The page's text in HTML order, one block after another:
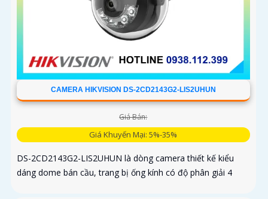
CAMERA HIKVISION DS-2CD2143G2-LIS2UHUN
Giá Bán:
Giá Khuyến Mại: 5%-35%
DS-2CD2143G2-LIS2UHUN là dòng camera thiết kế kiểu
dáng dome bán cầu, trang bị ống kính có độ phân giải 4